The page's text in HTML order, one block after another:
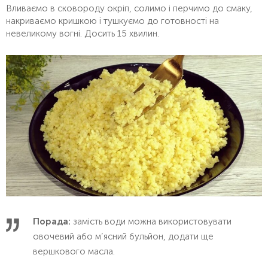
Вливаємо в сковороду окріп, солимо і перчимо до смаку,
накриваємо кришкою і тушкуємо до готовності на
невеликому вогні. Досить 15 хвилин.
Порада: замість води можна використовувати
овочевий або м’ясний бульйон, додати ще
вершкового масла.